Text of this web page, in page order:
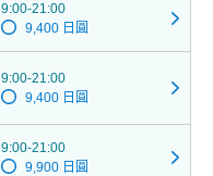
9:00-21:00
9,400 日圓
9:00-21:00
9,400 日圓
9:00-21:00
9,900 日圓